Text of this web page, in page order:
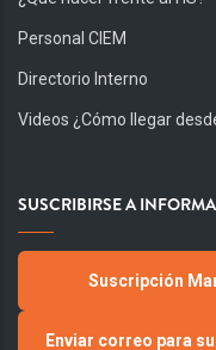
Personal CIEM
Directorio Interno
Videos ¿Cómo llegar
SUSCRIBIRSE A
Suscripción
Enviar correo para